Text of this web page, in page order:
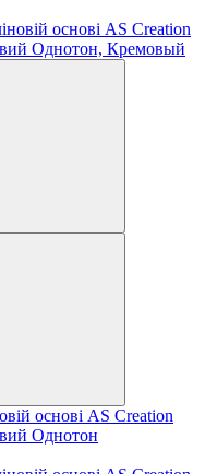
основі AS Creation
Однотон